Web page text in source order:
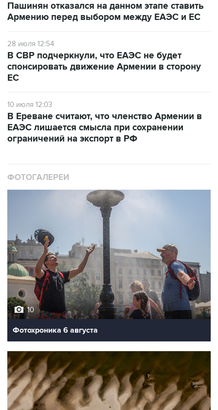
Пашинян отказался на данном этапе ставить
Армению перед выбором между ЕАЭС и ЕС
28 июля 12:54
В СВР подчеркнули, что ЕАЭС не будет
спонсировать движение Армении в сторону
ЕС
10 июля 12:03
В Ереване считают, что членство Армении в
ЕАЭС лишается смысла при сохранении
ограничений на экспорт в РФ
ФОТОГАЛЕРЕИ
10
Фотохроника 6 августа